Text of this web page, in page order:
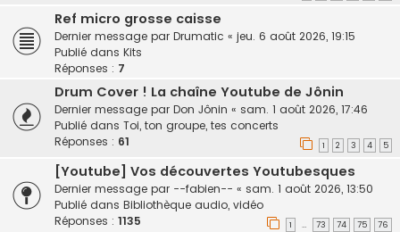
Ref micro grosse caisse
Dernier message par Drumatic « jeu. 6 août 2026, 19:15
Publié dans Kits
Réponses : 7
Drum Cover ! La chaîne Youtube de Jônin
Dernier message par Don Jônin « sam. 1 août 2026, 17:46
Publié dans Toi, ton groupe, tes concerts
Réponses : 61 1 2 3 4 5
[Youtube] Vos découvertes Youtubesques
Dernier message par --fabien-- « sam. 1 août 2026, 13:50
Publié dans Bibliothèque audio, vidéo
Réponses : 1135 1 … 73 74 75 76